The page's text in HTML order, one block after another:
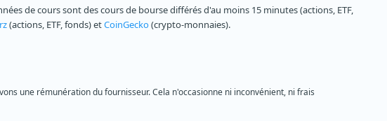
de cours sont des cours de bourse différés d'au moins 15 minutes (actions, ETF,
(actions, ETF, fonds) etCoinGecko(crypto-monnaies).
une rémunération du fournisseur. Cela n'occasionne ni inconvénient, ni frais